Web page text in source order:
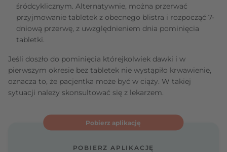
śródcyklicznym. Alternatywnie, można przerwać
przyjmowanie tabletek z obecnego blistra i rozpocząć 7-
dniową przerwę, z uwzględnieniem dnia pominięcia
tabletki.
Jeśli doszło do pominięcia którejkolwiek dawki i w
pierwszym okresie bez tabletek nie wystąpiło krwawienie,
oznacza to, że pacjentka może być w ciąży. W takiej
sytuacji należy skonsultować się z lekarzem.
Pobierz aplikację
POBIERZ APLIKACJĘ